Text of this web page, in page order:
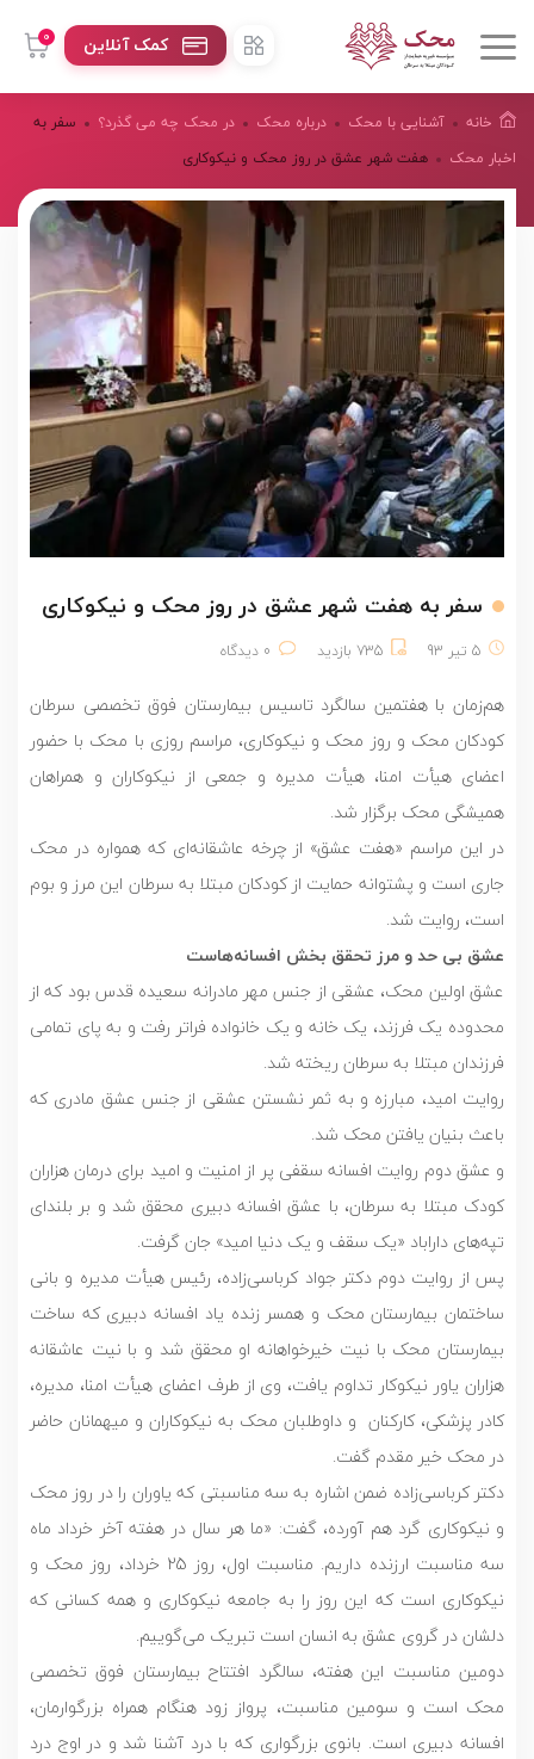
0 کمک آنلاین
خانه آشنایی با محک درباره محک
در محک چه می گذرد؟
اخبار محک
سفر به
هفت شهر عشق در روز محک و نیکوکاری
سفر به هفت شهر عشق در روز محک و نیکوکاری
5 تیر 93 735 بازدید 0 دیدگاه
هم‌زمان با هفتمین سالگرد تاسیس بیمارستان فوق تخصصی سرطان
کودکان محک و روز محک و نیکوکاری، مراسم روزی با محک با حضور
اعضای هیأت امنا، هیأت مدیره و جمعی از نیکوکاران و همراهان
همیشگی محک برگزار شد.
در این مراسم «هفت عشق» از چرخه عاشقانه‌ای که همواره در محک
جاری است و پشتوانه حمایت از کودکان مبتلا به سرطان این مرز و بوم
است، روایت شد.
عشق بی حد و مرز تحقق بخش افسانه‌هاست
عشق اولین محک، عشقی از جنس مهر مادرانه سعیده قدس بود که از
محدوده یک فرزند، یک خانه و یک خانواده فراتر رفت و به پای تمامی
فرزندان مبتلا به سرطان ریخته شد.
روایت امید، مبارزه و به ثمر نشستن عشقی از جنس عشق مادری که
باعث بنیان یافتن محک شد.
و عشق دوم روایت افسانه سقفی پر از امنیت و امید برای درمان هزاران
کودک مبتلا به سرطان، با عشق افسانه دبیری محقق شد و بر بلندای
تپه‌های داراباد «یک سقف و یک دنیا امید» جان گرفت.
پس از روایت دوم دکتر جواد کرباسی‌زاده، رئیس هیأت مدیره و بانی
ساختمان بیمارستان محک و همسر زنده یاد افسانه دبیری که ساخت
بیمارستان محک با نیت خیرخواهانه او محقق شد و با نیت عاشقانه
هزاران یاور نیکوکار تداوم یافت، وی از طرف اعضای هیأت امنا، مدیره،
کادر پزشکی، کارکنان و داوطلبان محک به نیکوکاران و میهمانان حاضر
در محک خیر مقدم گفت.
دکتر کرباسی‌زاده ضمن اشاره به سه مناسبتی که یاوران را در روز محک
و نیکوکاری گرد هم آورده، گفت: «ما هر سال در هفته آخر خرداد ماه
سه مناسبت ارزنده داریم. مناسبت اول، روز 25 خرداد، روز محک و
نیکوکاری است که این روز را به جامعه نیکوکاری و همه کسانی که
دلشان در گروی عشق به انسان است تبریک می‌گوییم.
دومین مناسبت این هفته، سالگرد افتتاح بیمارستان فوق تخصصی
محک است و سومین مناسبت، پرواز زود هنگام همراه بزرگوارمان،
افسانه دبیری است. بانوی بزرگواری که با درد آشنا شد و در اوج درد